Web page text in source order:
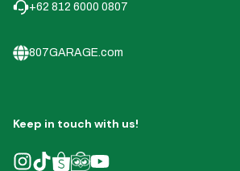
+62 812 6000 0807
807GARAGE.com
Keep in touch with us!